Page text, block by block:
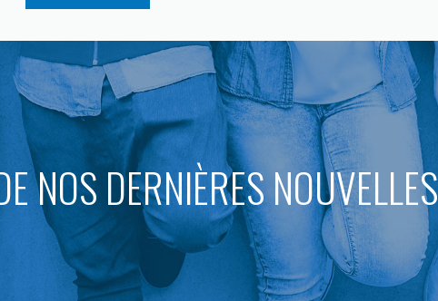
NOS DERNIÈRES NOUVELLES